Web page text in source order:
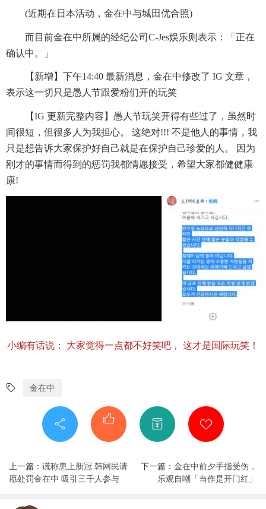
(近期在日本活动，金在中与城田优合照)
而目前金在中所属的经纪公司C-Jes娱乐则表示：「正在
确认中。」
【新增】下午14:40 最新消息，金在中修改了 IG 文章，
表示这一切只是愚人节跟爱粉们开的玩笑
【IG 更新完整内容】愚人节玩笑开得有些过了，虽然时
间很短，但很多人为我担心。 这绝对!!! 不是他人的事情，我
只是想告诉大家保护好自己就是在保护自己珍爱的人。 因为
刚才的事情而得到的惩罚我都情愿接受，希望大家都健健康
康!
小编有话说： 大家觉得一点都不好笑吧， 这才是国际玩笑！
金在中
上一篇： 谎称患上新冠 韩网民请
愿处罚金在中 吸引三千人参与
下一篇： 金在中前夕手指受伤，
乐观自嘲「当作是开门红」